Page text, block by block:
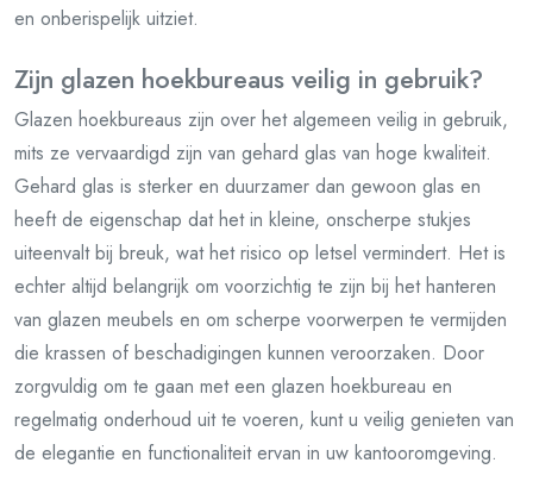
en onberispelijk uitziet.
Zijn glazen hoekbureaus veilig in gebruik?
Glazen hoekbureaus zijn over het algemeen veilig in gebruik,
mits ze vervaardigd zijn van gehard glas van hoge kwaliteit.
Gehard glas is sterker en duurzamer dan gewoon glas en
heeft de eigenschap dat het in kleine, onscherpe stukjes
uiteenvalt bij breuk, wat het risico op letsel vermindert. Het is
echter altijd belangrijk om voorzichtig te zijn bij het hanteren
van glazen meubels en om scherpe voorwerpen te vermijden
die krassen of beschadigingen kunnen veroorzaken. Door
zorgvuldig om te gaan met een glazen hoekbureau en
regelmatig onderhoud uit te voeren, kunt u veilig genieten van
de elegantie en functionaliteit ervan in uw kantooromgeving.